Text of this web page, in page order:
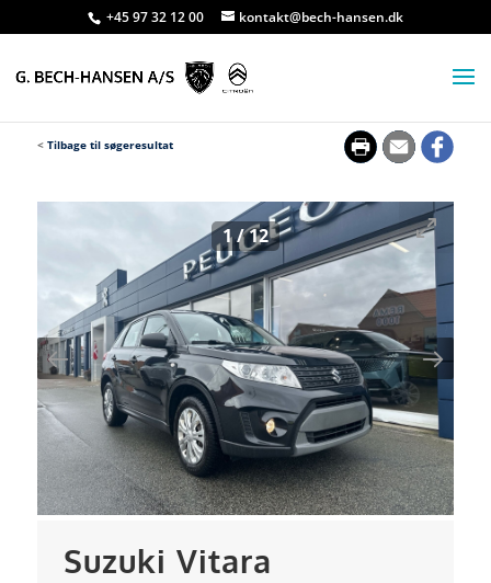
+45 97 32 12 00 kontakt@bech-hansen.dk
< Tilbage til søgeresultat
1/12
Suzuki Vitara